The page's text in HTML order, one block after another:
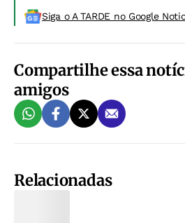
Siga o A TARDE no Google
Compartilhe essa
amigos
Relacionadas